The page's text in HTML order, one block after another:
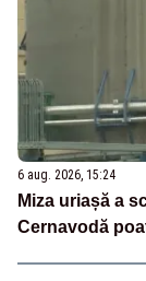
6 aug. 2026, 15:24
Miza uriașă a
Cernavodă